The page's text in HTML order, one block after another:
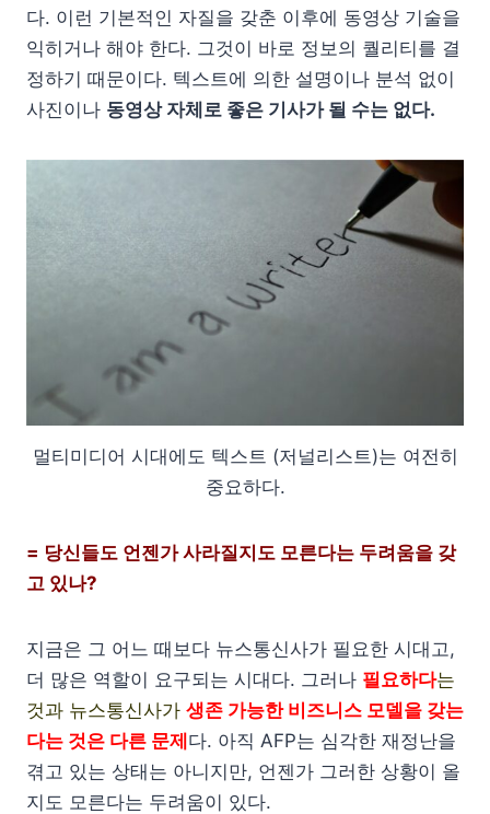
다. 이런 기본적인 자질을 갖춘 이후에 동영상 기술을
익히거나 해야 한다. 그것이 바로 정보의 퀄리티를 결
정하기 때문이다. 텍스트에 의한 설명이나 분석 없이
사진이나 동영상 자체로 좋은 기사가 될 수는 없다.
멀티미디어 시대에도 텍스트 (저널리스트)는 여전히
중요하다.
= 당신들도 언젠가 사라질지도 모른다는 두려움을 갖
고 있나?
지금은 그 어느 때보다 뉴스통신사가 필요한 시대고,
더 많은 역할이 요구되는 시대다. 그러나 필요하다는
것과 뉴스통신사가 생존 가능한 비즈니스 모델을 갖는
다는 것은 다른 문제다. 아직 AFP는 심각한 재정난을
겪고 있는 상태는 아니지만, 언젠가 그러한 상황이 올
지도 모른다는 두려움이 있다.